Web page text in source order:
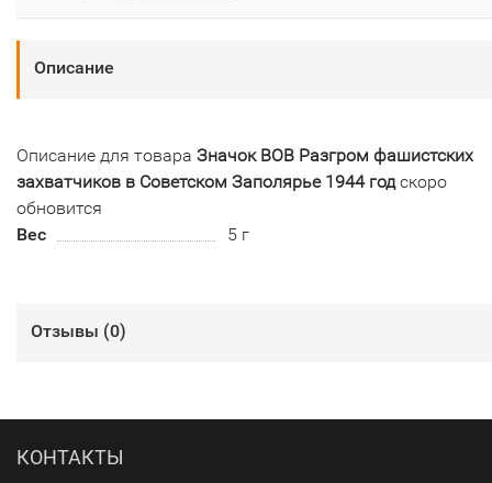
Описание
Описание для товара Значок ВОВ Разгром фашистских
захватчиков в Советском Заполярье 1944 годскоро
обновится
Вес
5 г
Отзывы (0)
КОНТАКТЫ